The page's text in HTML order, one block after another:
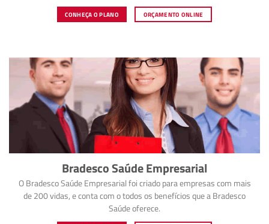
CONHEÇA O PLANO ORÇAMENTO ONLINE
Bradesco Saúde Empresarial
O Bradesco Saúde Empresarial foi criado para empresas com mais
de 200 vidas, e conta com o todos os benefícios que a Bradesco
Saúde oferece.